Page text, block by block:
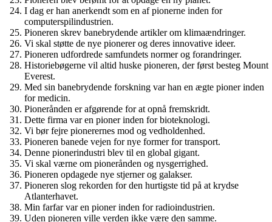
I dag er han anerkendt som en af pionerne inden for
computerspilindustrien.
Pioneren skrev banebrydende artikler om klimaændringer.
Vi skal støtte de nye pionerer og deres innovative ideer.
Pioneren udfordrede samfundets normer og forandringer.
Historiebøgerne vil altid huske pioneren, der først besteg Mount
Everest.
Med sin banebrydende forskning var han en ægte pioner inden
for medicin.
Pionerånden er afgørende for at opnå fremskridt.
Dette firma var en pioner inden for bioteknologi.
Vi bør fejre pionerernes mod og vedholdenhed.
Pioneren banede vejen for nye former for transport.
Denne pionerindustri blev til en global gigant.
Vi skal værne om pionerånden og nysgerrighed.
Pioneren opdagede nye stjerner og galakser.
Pioneren slog rekorden for den hurtigste tid på at krydse
Atlanterhavet.
Min farfar var en pioner inden for radioindustrien.
Uden pioneren ville verden ikke være den samme.